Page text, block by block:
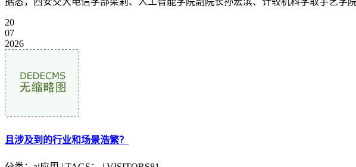
20
07
2026
且涉及到的行业和场景浩繁？